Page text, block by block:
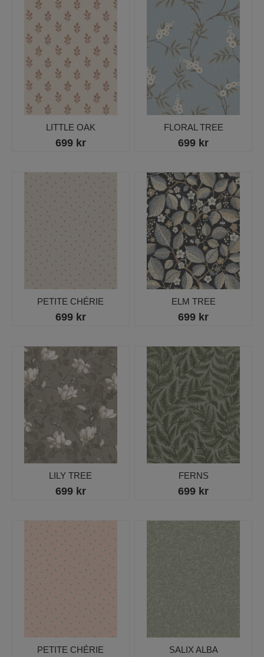
LITTLE OAK
699 kr
FLORAL TREE
699 kr
PETITE CHÉRIE
699 kr
ELM TREE
699 kr
LILY TREE
699 kr
FERNS
699 kr
PETITE CHÉRIE SALIX ALBA